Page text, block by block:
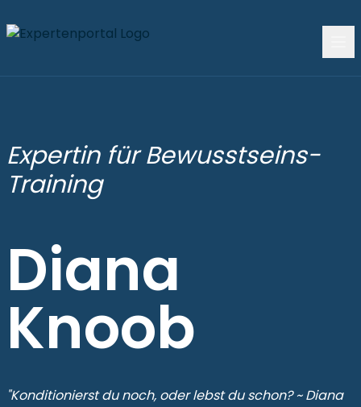
Expertin für Bewusstseins-
Training
Diana
Knoob
"Konditionierst du noch, oder lebst du schon? ~ Diana